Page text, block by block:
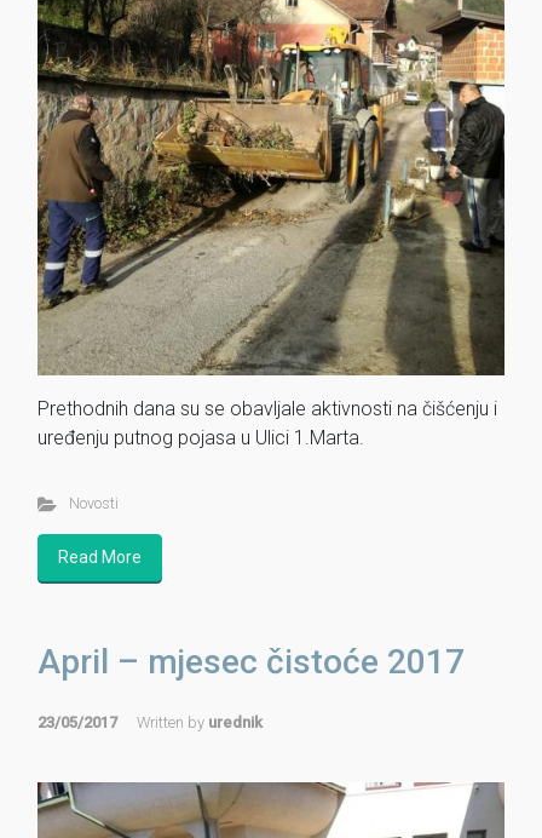
Prethodnih dana su se obavljale aktivnosti na čišćenju i
uređenju putnog pojasa u Ulici 1.Marta.
Novosti
Read More
April – mjesec čistoće 2017
23/05/2017 Written by urednik